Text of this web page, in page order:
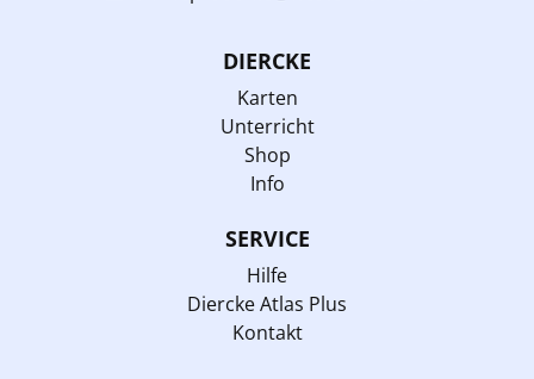
DIERCKE
Karten
Unterricht
Shop
Info
SERVICE
Hilfe
Diercke Atlas Plus
Kontakt